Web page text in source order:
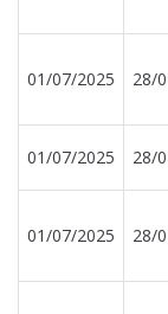
01/07/2025 28/
01/07/2025 28/
01/07/2025 28/